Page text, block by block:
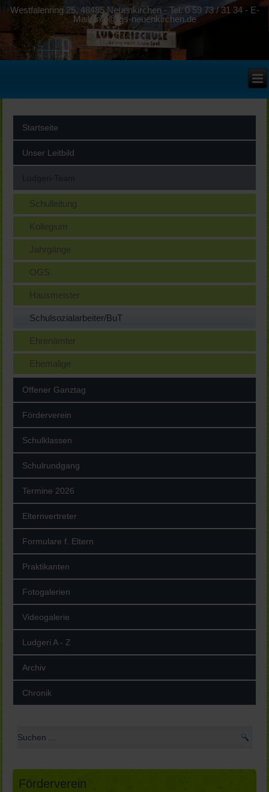
Westfalenring 25, 48485 Neuenkirchen - Tel. 0 59 73 / 31 34 - E-
Mail: info@lgs-neuenkirchen.de
Startseite
Unser Leitbild
Schulleitung
Kollegium
Jahrgänge
OGS
Hausmeister
Schulsozialarbeiter/BuT
Ehrenämter
Ehemalige
Offener Ganztag
Förderverein
Schulklassen
Schulrundgang
Termine 2026
Elternvertreter
Formulare f. Eltern
Praktikanten
Fotogalerien
Videogalerie
Ludgeri A - Z
Archiv
Chronik
Förderverein